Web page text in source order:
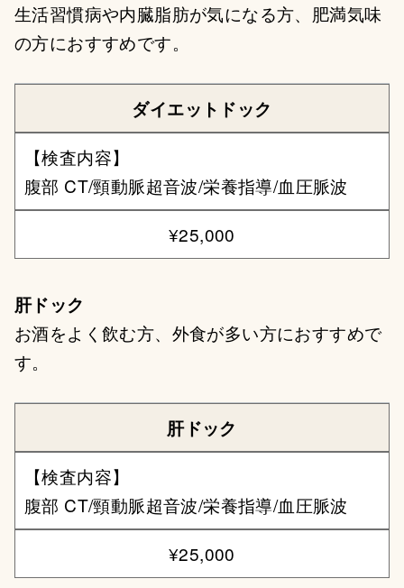
生活習慣病や内臓脂肪が気になる方、肥満気味
の方におすすめです。
ダイエットドック
【検査内容】
腹部 CT/頸動脈超音波/栄養指導/血圧脈波
¥25,000
肝ドック
お酒をよく飲む方、外食が多い方におすすめで
す。
肝ドック
【検査内容】
腹部 CT/頸動脈超音波/栄養指導/血圧脈波
¥25,000